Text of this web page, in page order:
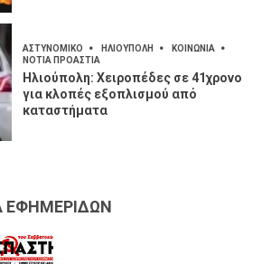
ΑΣΤΥΝΟΜΙΚΟ ΗΛΙΟΥΠΟΛΗ
ΚΟΙΝΩΝΙΑ
ΝΟΤΙΑ ΠΡΟΑΣΤΙΑ
Ηλιούπολη: Χειροπέδες σε 41χρονο
για κλοπές εξοπλισμού από
καταστήματα
ΕΦΗΜΕΡΙΔΩΝ